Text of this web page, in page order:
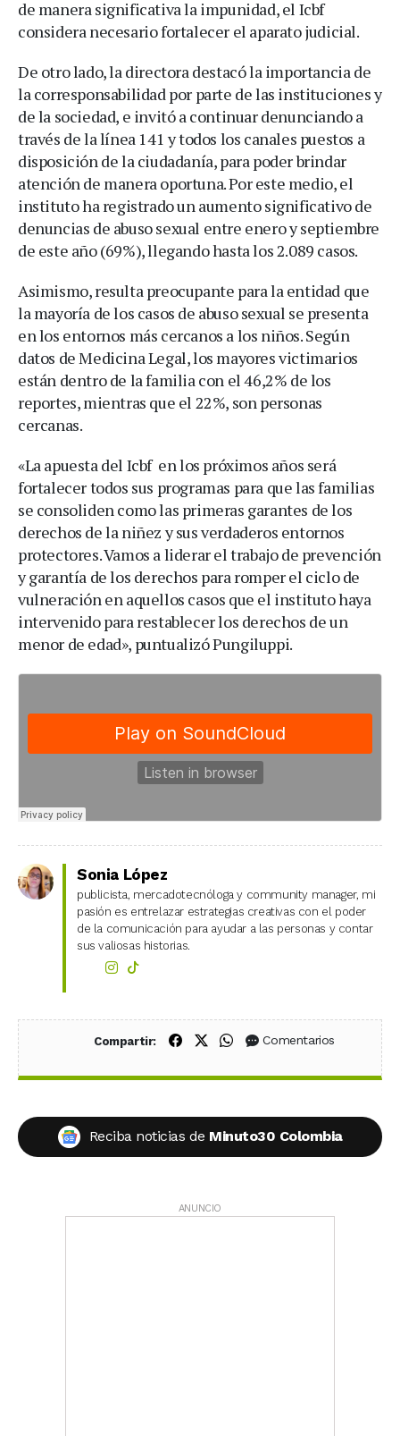
de manera significativa la impunidad, el Icbf
considera necesario fortalecer el aparato judicial.
De otro lado, la directora destacó la importancia de
la corresponsabilidad por parte de las instituciones y
de la sociedad, e invitó a continuar denunciando a
través de la línea 141 y todos los canales puestos a
disposición de la ciudadanía, para poder brindar
atención de manera oportuna. Por este medio, el
instituto ha registrado un aumento significativo de
denuncias de abuso sexual entre enero y septiembre
de este año (69%), llegando hasta los 2.089 casos.
Asimismo, resulta preocupante para la entidad que
la mayoría de los casos de abuso sexual se presenta
en los entornos más cercanos a los niños. Según
datos de Medicina Legal, los mayores victimarios
están dentro de la familia con el 46,2% de los
reportes, mientras que el 22%, son personas
cercanas.
«La apuesta del Icbf en los próximos años será
fortalecer todos sus programas para que las familias
se consoliden como las primeras garantes de los
derechos de la niñez y sus verdaderos entornos
protectores. Vamos a liderar el trabajo de prevención
y garantía de los derechos para romper el ciclo de
vulneración en aquellos casos que el instituto haya
intervenido para restablecer los derechos de un
menor de edad», puntualizó Pungiluppi.
Sonia López
publicista, mercadotecnóloga y community manager, mi
pasión es entrelazar estrategias creativas con el poder
de la comunicación para ayudar a las personas y contar
sus valiosas historias.
Compartir: Compartir en Facebook
Compartir en X (Twitter)
Compartir en WhatsApp
Comentarios
Reciba noticias de Minuto30 Colombia
ANUNCIO